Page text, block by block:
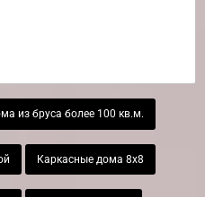
из бруса более 100 кв.м.
Каркасные дома 8х8